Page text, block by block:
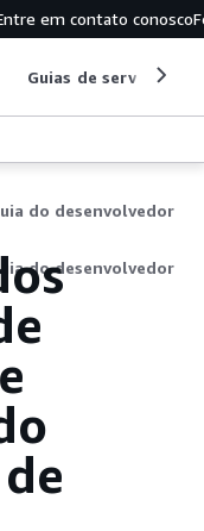
em contato conosco
Guias de serviço
do desenvolvedor
do desenvolvedor